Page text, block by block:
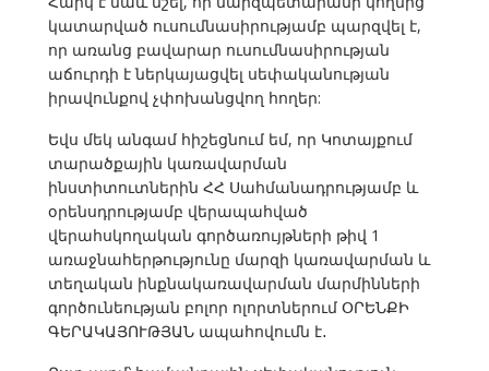
կատարված ուսումնասիրությամբ պարզվել է,
որ առանց բավարար ուսումնասիրության
աճուրդի է ներկայացվել սեփականության
իրավունքով չփոխանցվող հողեր:
Եվս մեկ անգամ հիշեցնում եմ, որ Կոտայքում
տարածքային կառավարման
ինստիտուտներին ՀՀ Սահմանադրությամբ և
օրենսդրությամբ վերապահված
վերահսկողական գործառույթների թիվ 1
առաջնահերթությունը մարզի կառավարման և
տեղական ինքնակառավարման մարմինների
գործունեության բոլոր ոլորտներում ՕՐԵՆՔԻ
ԳԵՐԱԿԱՅՈՒԹՅԱՆ ապահովումն է․